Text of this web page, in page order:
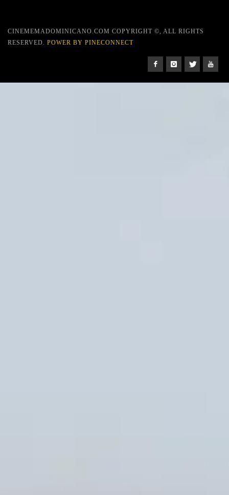
CINEMEMADOMINICANO.COM COPYRIGHT ©, ALL RIGHTS
RESERVED. POWER BY PINECONNECT